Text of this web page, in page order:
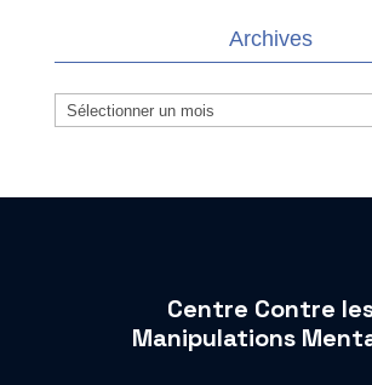
Archives
Archives
Centre Contre
Manipulations